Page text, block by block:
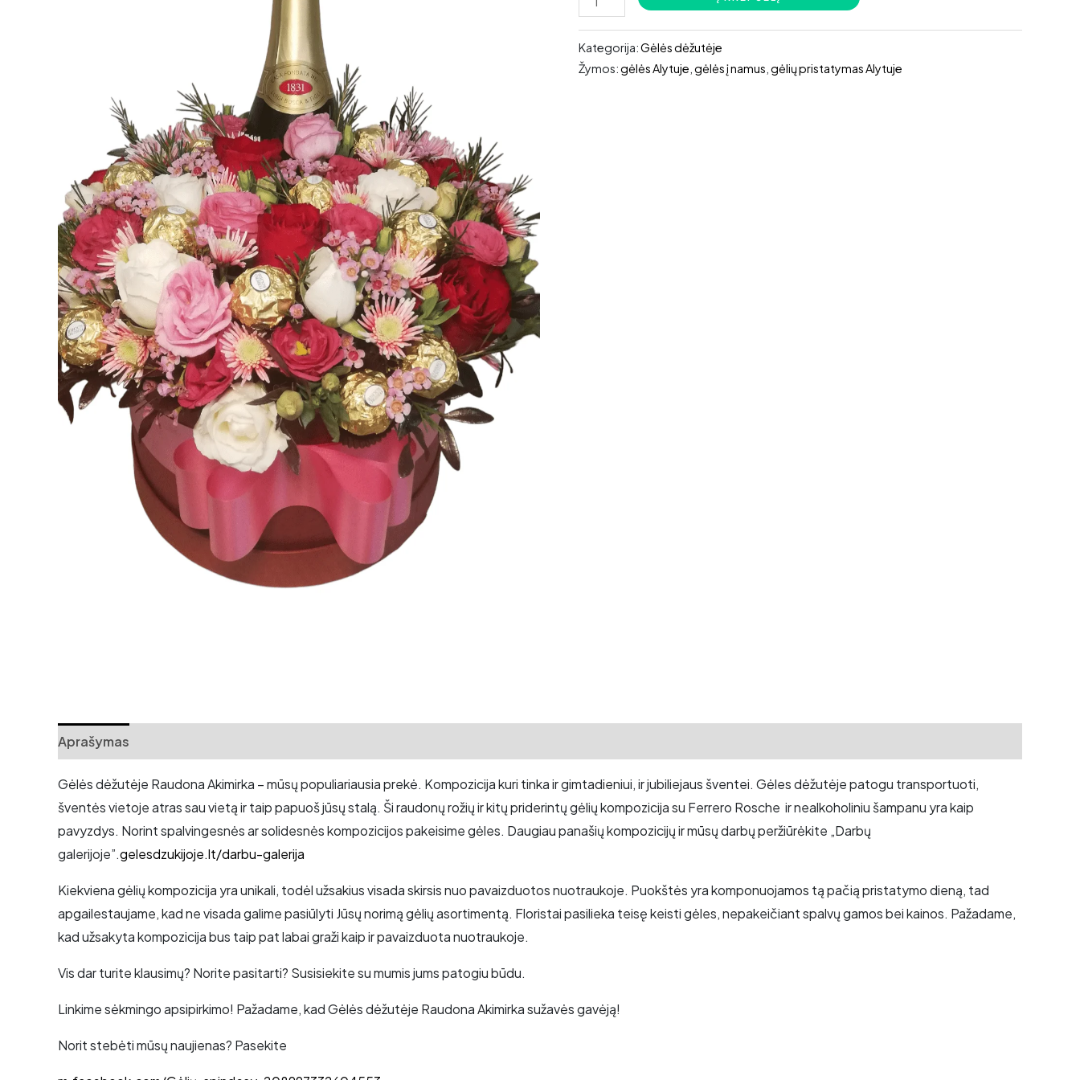
kiekis:
Gėlės
dėžutėje
Kategorija:Gėlės dėžutėje
Žymos:gėlės Alytuje gėlės į namus gėlių pristatymas Alytuje
Aprašymas
Gėlės dėžutėje Raudona Akimirka – mūsų populiariausia prekė. Kompozicija kuri tinka ir gimtadieniui, ir jubiliejaus šventei. Gėles dėžutėje patogu transportuoti,
šventės vietoje atras sau vietą ir taip papuoš jūsų stalą. Ši raudonų rožių ir kitų priderintų gėlių kompozicija su Ferrero Rosche ir nealkoholiniu šampanu yra kaip
pavyzdys. Norint spalvingesnės ar solidesnės kompozicijos pakeisime gėles. Daugiau panašių kompozicijų ir mūsų darbų peržiūrėkite „Darbų
galerijoje”.gelesdzukijoje.lt/darbu-galerija
Kiekviena gėlių kompozicija yra unikali, todėl užsakius visada skirsis nuo pavaizduotos nuotraukoje. Puokštės yra komponuojamos tą pačią pristatymo dieną, tad
apgailestaujame, kad ne visada galime pasiūlyti Jūsų norimą gėlių asortimentą. Floristai pasilieka teisę keisti gėles, nepakeičiant spalvų gamos bei kainos. Pažadame,
kad užsakyta kompozicija bus taip pat labai graži kaip ir pavaizduota nuotraukoje.
Vis dar turite klausimų? Norite pasitarti? Susisiekite su mumis jums patogiu būdu.
Linkime sėkmingo apsipirkimo! Pažadame, kad Gėlės dėžutėje Raudona Akimirka sužavės gavėją!
Norit stebėti mūsų naujienas? Pasekite